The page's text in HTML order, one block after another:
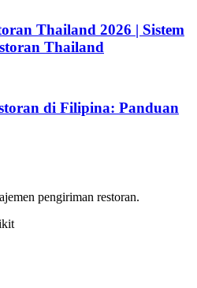
Thailand 2026 | Sistem
Thailand
di Filipina: Panduan
pengiriman restoran.